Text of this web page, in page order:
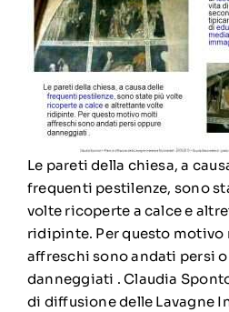
Le pareti della chiesa, a
frequenti pestilenze, sono
volte ricoperte a calce e
ridipinte. Per questo motivo
affreschi sono andati persi
danneggiati . Claudia
di diffusione delle Lavagne